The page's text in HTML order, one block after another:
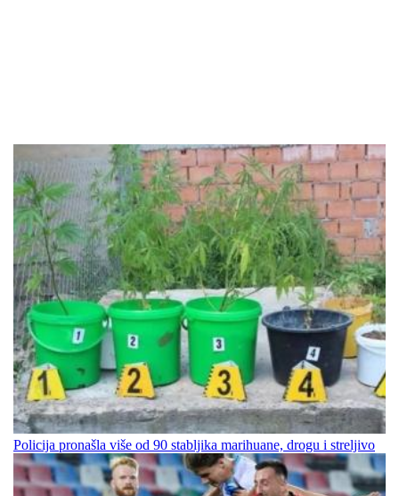
Policija pronašla više od 90 stabljika marihuane, drogu i streljivo